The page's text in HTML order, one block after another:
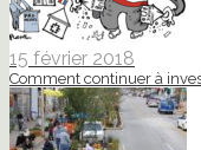
15 février 2018
Comment continuer à